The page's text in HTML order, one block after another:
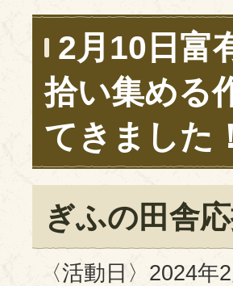
2月10日富
拾い集める
てきました！
ぎふの田舎
〈活動日〉2024